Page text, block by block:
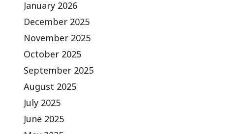
January 2026
December 2025
November 2025
October 2025
September 2025
August 2025
July 2025
June 2025